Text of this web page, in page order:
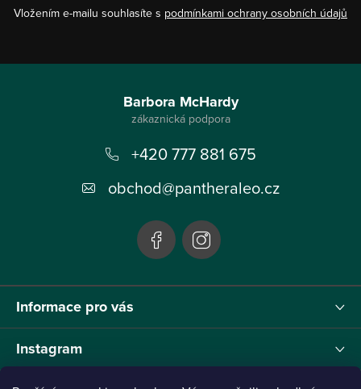
Vložením e-mailu souhlasíte s podmínkami ochrany osobních údajů
Informace pro vás
Instagram
Barbora McHardy
+420 777 881 675
obchod@pantheraleo.cz